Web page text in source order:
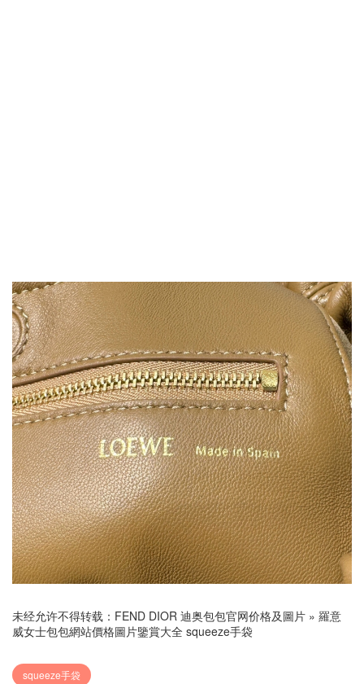
未经允许不得转载： FEND DIOR 迪奥包包官网价格及圖片 » 羅意
威女士包包網站價格圖片鑒賞大全 squeeze手袋
squeeze手袋